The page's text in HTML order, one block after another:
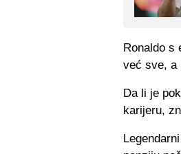
Ronaldo s
već sve, a
Da li je
karijeru,